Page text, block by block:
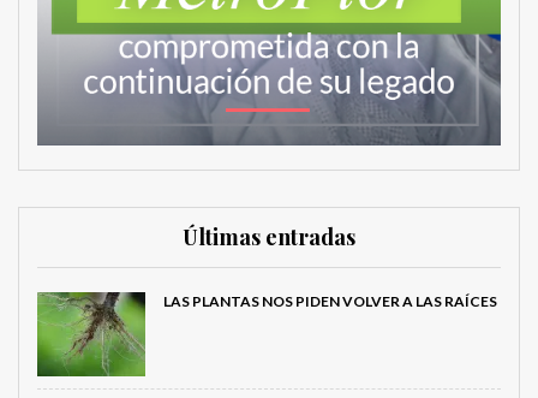
Últimas entradas
LAS PLANTAS NOS PIDEN VOLVER A LAS RAÍCES